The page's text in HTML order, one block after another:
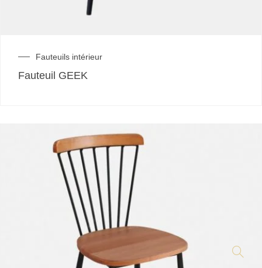
Fauteuils intérieur
Fauteuil GEEK